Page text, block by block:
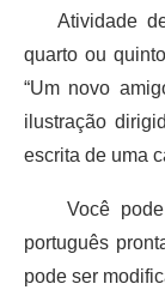
Atividade de
quarto ou
“Um novo
ilustração
escrita de uma
Você pode
português
pode ser